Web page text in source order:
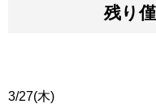
残り
3/27(木)